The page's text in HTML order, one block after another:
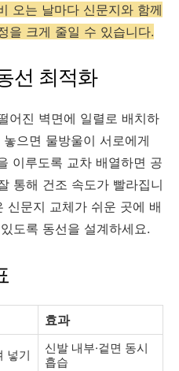
오는 날마다 신문지와 함께
을 크게 줄일 수 있습니다.
선 최적화
어진 벽면에 일렬로 배치하
으면 물방울이 서로에게
이루도록 교차 배열하면 공
통해 건조 속도가 빨라집니
신문지 교체가 쉬운 곳에 배
도록 동선을 설계하세요.
효과
넣기
신발 내부·겉면 동시
흡습